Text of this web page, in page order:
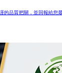
的品質把關，並回報給您